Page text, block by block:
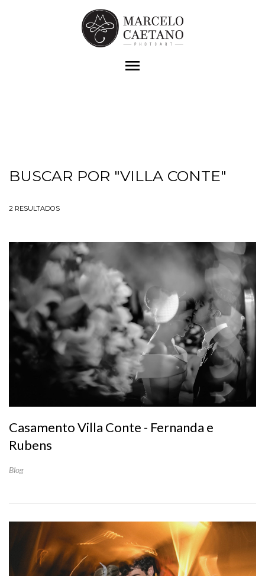
menu
BUSCAR POR "VILLA CONTE"
2 RESULTADOS
Casamento Villa Conte - Fernanda e
Rubens
Blog